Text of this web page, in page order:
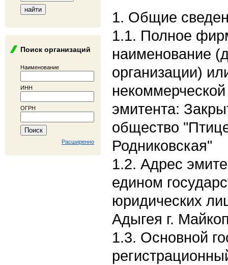
Поиск организаций
Наименование
ИНН
ОГРН
Расширенно
1. Общие
1.1. Полное
наименование
организации)
эмитента:
общество
Родниковская"
1.2. Адрес
едином
юридических
Адыгея г.
1.3. Основной